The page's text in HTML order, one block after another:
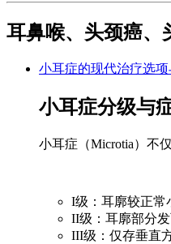
耳鼻喉、头颈癌、
小耳症的现代治疗选
小耳症分级与
小耳症（Microtia）不
I级：耳廓较正常
II级：耳廓部分
III级：仅存垂直